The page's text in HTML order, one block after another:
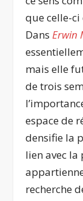
que celle-
DansErwin
mais elle
de trois
espace de
densifie la
lien avec la
recherche